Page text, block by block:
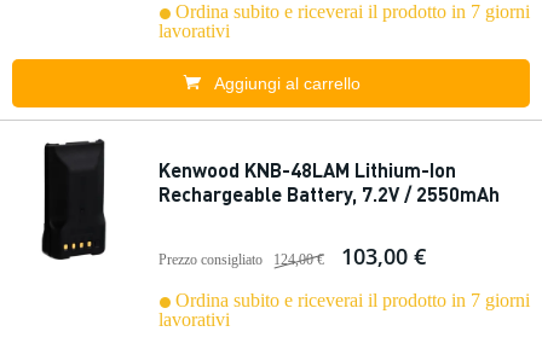
Ordina subito e riceverai il prodotto in 7 giorni
lavorativi
Aggiungi al carrello
Kenwood KNB-48LAM Lithium-Ion
Rechargeable Battery, 7.2V / 2550mAh
Prezzo consigliato 124,00 € 103,00 €
Ordina subito e riceverai il prodotto in 7 giorni
lavorativi